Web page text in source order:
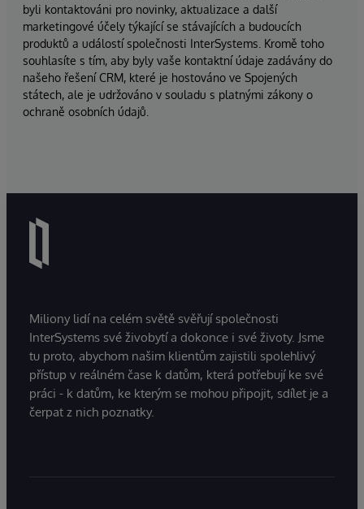
byli kontaktováni pro novinky, aktualizace a další
marketingové účely týkající se stávajících a budoucích
produktů a událostí společnosti InterSystems. Kromě toho
souhlasíte s tím, aby byly vaše kontaktní údaje zadávány do
našeho řešení CRM, které je hostováno ve Spojených
státech, ale je udržováno v souladu s platnými zákony o
ochraně osobních údajů.
Miliony lidí na celém světě svěřují společnosti
InterSystems své živobytí a dokonce i své životy. Jsme
tu proto, abychom našim klientům zajistili spolehlivý
přístup v reálném čase k datům, která potřebují ke své
práci - k datům, ke kterým se mohou připojit, sdílet je a
čerpat z nich poznatky.